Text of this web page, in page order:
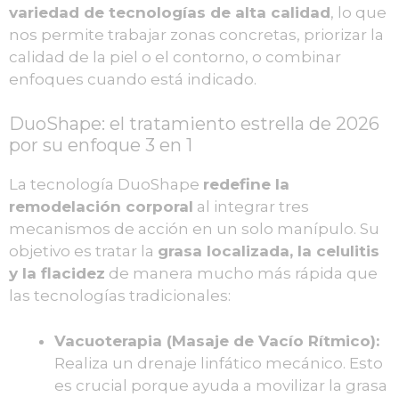
variedad de tecnologías de alta calidad, lo que
nos permite trabajar zonas concretas, priorizar la
calidad de la piel o el contorno, o combinar
enfoques cuando está indicado.
DuoShape: el tratamiento estrella de 2026
por su enfoque 3 en 1
La tecnología DuoShape redefine la
remodelación corporal al integrar tres
mecanismos de acción en un solo manípulo. Su
objetivo es tratar la grasa localizada, la celulitis
y la flacidez de manera mucho más rápida que
las tecnologías tradicionales:
Vacuoterapia (Masaje de Vacío Rítmico):
Realiza un drenaje linfático mecánico. Esto
es crucial porque ayuda a movilizar la grasa